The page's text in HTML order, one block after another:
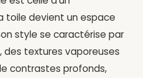
toile devient un espace
style se caractérise par
des textures vaporeuses
contrastes profonds,